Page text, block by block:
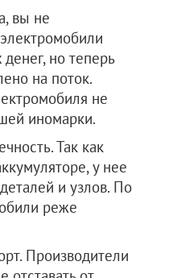
вы не
но теперь
на поток.
не
иномарки.
Так как
у нее
и узлов. По
реже
Производители